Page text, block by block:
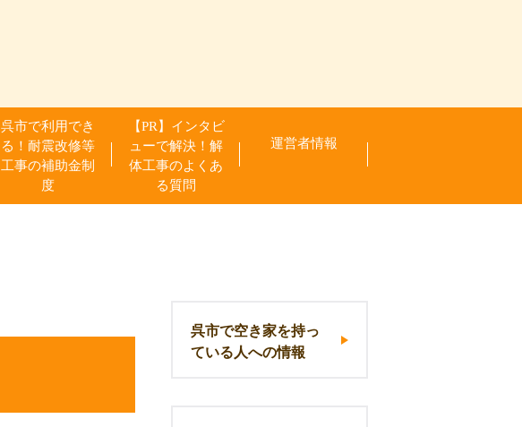
呉市で利用でき
る！耐震改修等
工事の補助金制
度
【PR】インタビ
ューで解決！解
体工事のよくあ
る質問
運営者情報
呉市で空き家を持っ
ている人への情報